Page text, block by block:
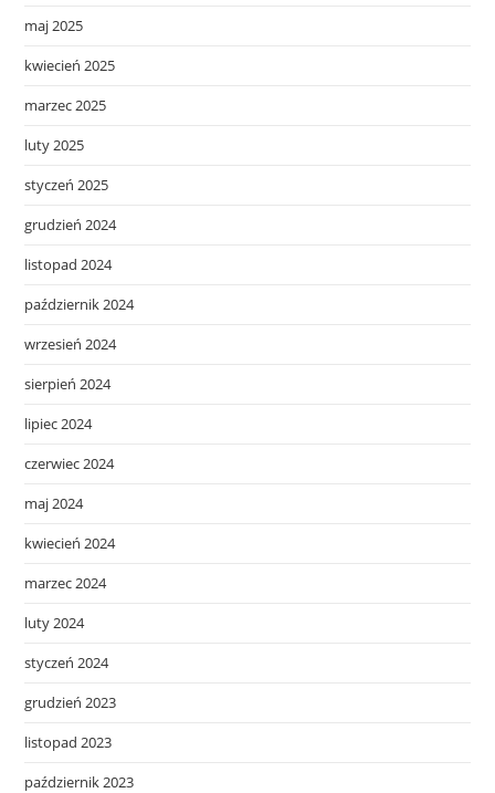
maj 2025
kwiecień 2025
marzec 2025
luty 2025
styczeń 2025
grudzień 2024
listopad 2024
październik 2024
wrzesień 2024
sierpień 2024
lipiec 2024
czerwiec 2024
maj 2024
kwiecień 2024
marzec 2024
luty 2024
styczeń 2024
grudzień 2023
listopad 2023
październik 2023